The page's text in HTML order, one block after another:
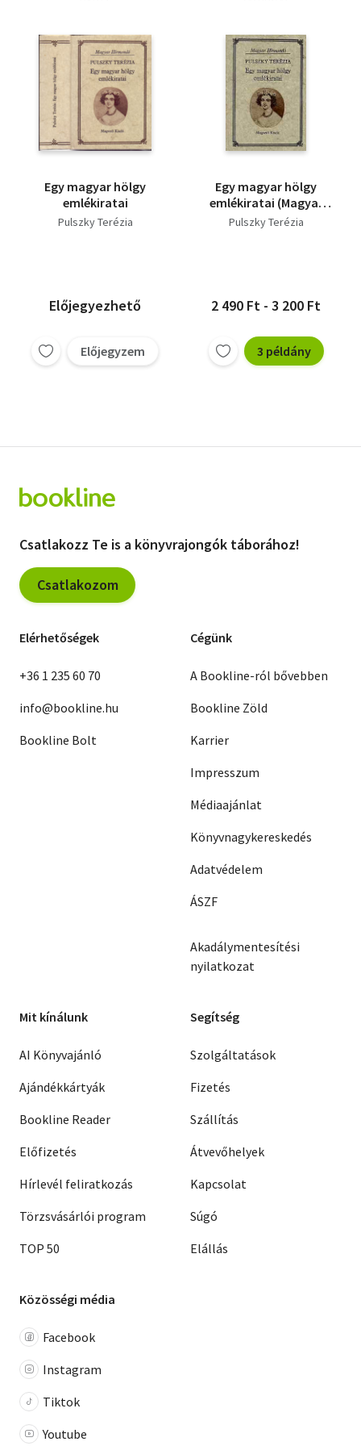
Egy magyar hölgy
emlékiratai
Pulszky Terézia
Előjegyezhető
Előjegyzem
Egy magyar hölgy
emlékiratai (Magyar
Hírmondó)
Pulszky Terézia
2 490 Ft - 3 200 Ft
3 példány
Csatlakozz Te is a könyvrajongók táborához!
Csatlakozom
Elérhetőségek
+36 1 235 60 70
info@bookline.hu
Bookline Bolt
Cégünk
A Bookline-ról bővebben
Bookline Zöld
Karrier
Impresszum
Médiaajánlat
Könyvnagykereskedés
Adatvédelem
ÁSZF
Akadálymentesítési
nyilatkozat
Mit kínálunk
AI Könyvajánló
Ajándékkártyák
Bookline Reader
Előfizetés
Hírlevél feliratkozás
Törzsvásárlói program
TOP 50
Segítség
Szolgáltatások
Fizetés
Szállítás
Átvevőhelyek
Kapcsolat
Súgó
Elállás
Közösségi média
Facebook
Instagram
Tiktok
Youtube